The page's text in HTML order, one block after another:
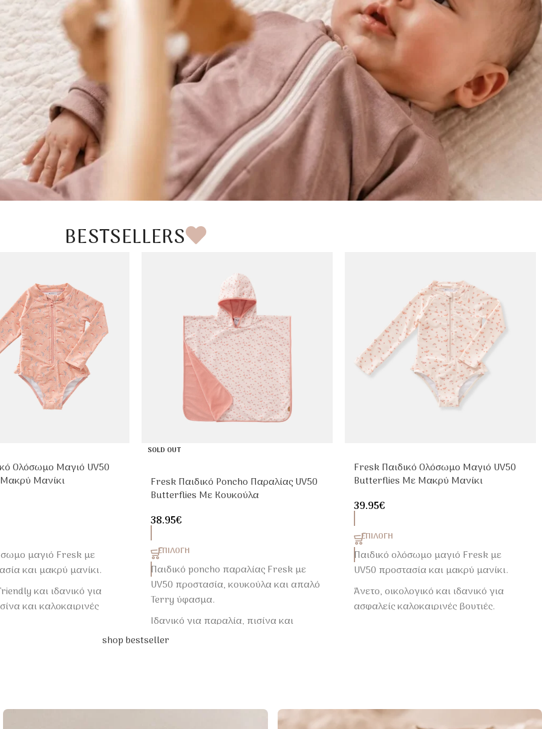
BESTSELLERS
Ολόσωμο Μαγιό UV50
Μανίκι
μαγιό Fresk με
και μακρύ μανίκι.
και ιδανικό για
και καλοκαιρινές
SOLD OUT
Fresk Παιδικό Poncho Παραλίας UV50
Butterflies Με Κουκούλα
38.95€
ΕΠΙΛΟΓΉ
Παιδικό poncho παραλίας Fresk με
UV50 προστασία, κουκούλα και απαλό
Terry ύφασμα.
Ιδανικό για παραλία, πισίνα και
καλοκαιρινές εξορμήσεις.
Fresk Παιδικό Ολόσωμο Μαγιό UV50
Butterflies Με Μακρύ Μανίκι
39.95€
ΕΠΙΛΟΓΉ
Παιδικό ολόσωμο μαγιό Fresk με
UV50 προστασία και μακρύ μανίκι.
Άνετο, οικολογικό και ιδανικό για
ασφαλείς καλοκαιρινές βουτιές.
shop bestseller